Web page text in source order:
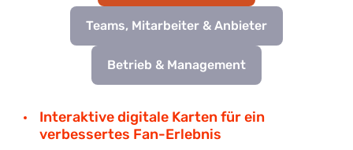
Teams, Mitarbeiter & Anbieter
Betrieb & Management
Interaktive digitale Karten für ein
verbessertes Fan-Erlebnis